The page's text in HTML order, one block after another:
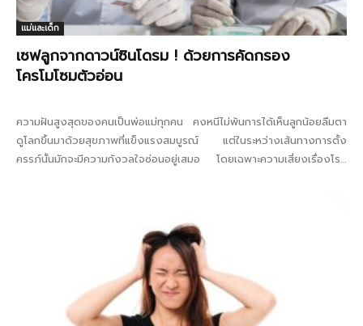
แม่และเด็ก
เซฟลูกจากดาวน์ซินโดรม ! ด้วยการคัดกรอง
โครโมโซมตัวอ่อน
ความฝันสูงสุดของคนเป็นพ่อแม่ทุกคน คงหนีไม่พ้นการได้เห็นลูกน้อยลืมตา
ดูโลกขึ้นมาด้วยสุขภาพที่แข็งแรงสมบูรณ์ แต่ในระหว่างเส้นทางการตั้ง
ครรภ์นั้นมักจะมีความกังวลใจซ่อนอยู่เสมอ โดยเฉพาะความเสี่ยงเรื่องโรค